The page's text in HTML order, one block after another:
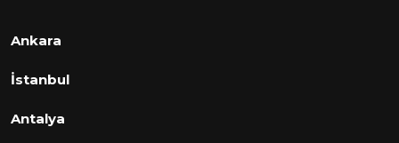
Ankara
İstanbul
Antalya